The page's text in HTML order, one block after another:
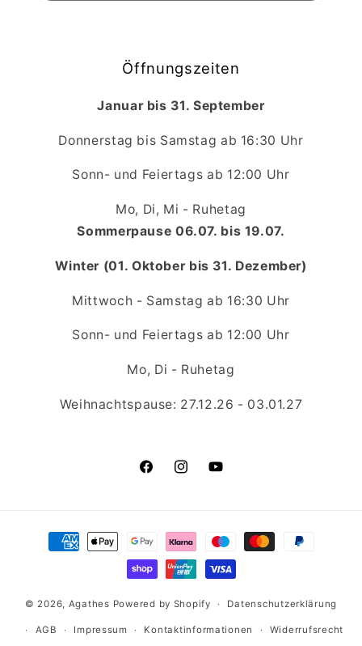
Öffnungszeiten
Januar bis 31. September
Donnerstag bis Samstag ab 16:30 Uhr
Sonn- und Feiertags ab 12:00 Uhr
Mo, Di, Mi - Ruhetag
Sommerpause 06.07. bis 19.07.
Winter (01. Oktober bis 31. Dezember)
Mittwoch - Samstag ab 16:30 Uhr
Sonn- und Feiertags ab 12:00 Uhr
Mo, Di - Ruhetag
Weihnachtspause: 27.12.26 - 03.01.27
FacebookInstagramYouTube
Zahlungsmethoden
© 2026, Agathes Powered by Shopify Datenschutzerklärung
AGB Impressum Kontaktinformationen Widerrufsrecht